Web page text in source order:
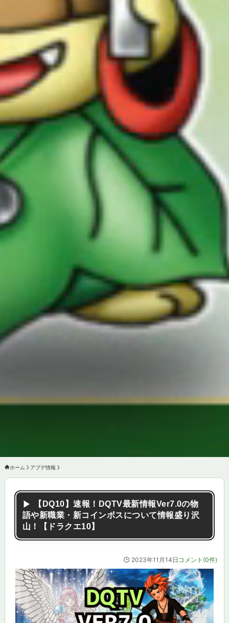
ホーム アプデ情報
【DQ10】速報！DQTV最新情報Ver7.0の物
語や新職業・新コインボスについて情報盛り沢
山！【ドラクエ10】
2023年11月14日 コメント(0件)